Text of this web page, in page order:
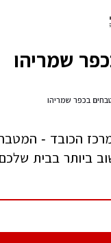
שמריהו
בכפר שמריהו
הכובד -
ביותר בבית
את רוב שעות
בויכוחים
ריכזנו
ונגרים שעושים